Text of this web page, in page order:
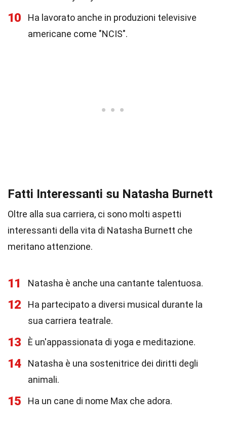
10
Ha lavorato anche in produzioni televisive
americane come "NCIS".
Fatti Interessanti su Natasha Burnett
Oltre alla sua carriera, ci sono molti aspetti
interessanti della vita di Natasha Burnett che
meritano attenzione.
11 Natasha è anche una cantante talentuosa.
12
Ha partecipato a diversi musical durante la
sua carriera teatrale.
13 È un'appassionata di yoga e meditazione.
14
Natasha è una sostenitrice dei diritti degli
animali.
15 Ha un cane di nome Max che adora.